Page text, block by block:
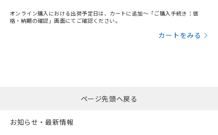
オンライン購入における出荷予定日は、カートに追加～「ご購入手続き：価
格・納期の確認」画面にてご確認ください。
カートをみる
ページ先頭へ戻る
お知らせ・最新情報